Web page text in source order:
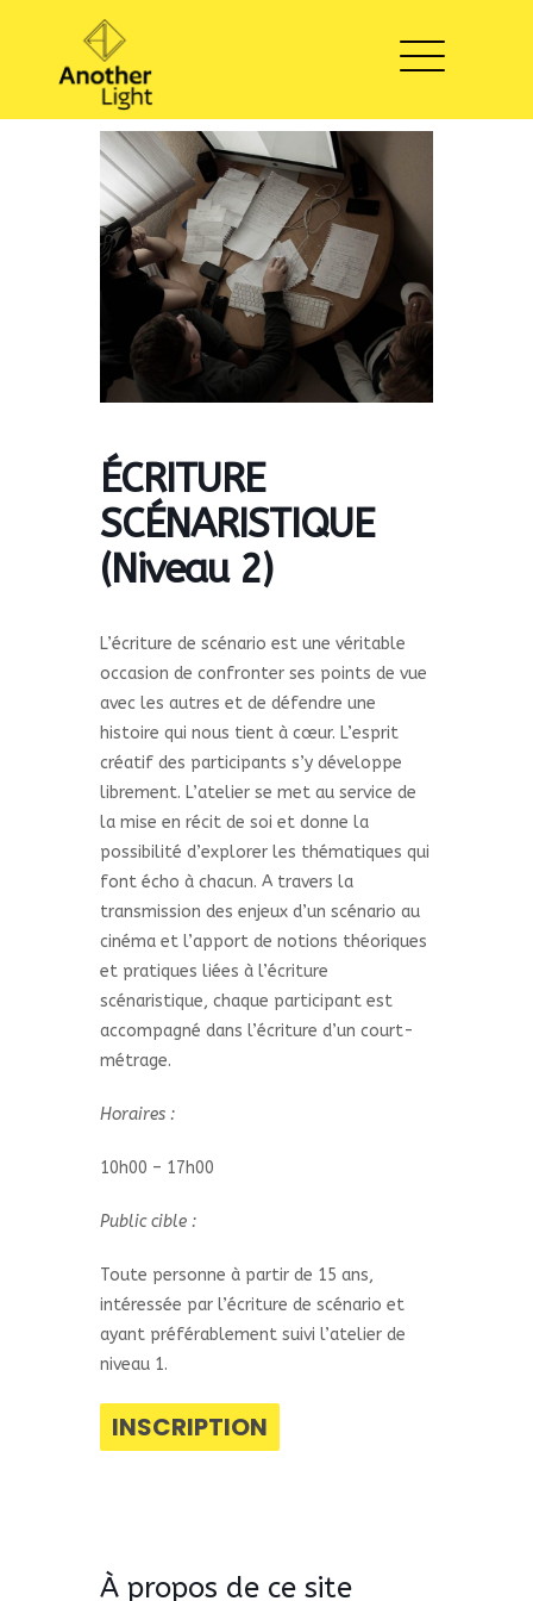
ÉCRITURE
SCÉNARISTIQUE
(Niveau 2)
L’écriture de scénario est une véritable
occasion de confronter ses points de vue
avec les autres et de défendre une
histoire qui nous tient à cœur. L’esprit
créatif des participants s’y développe
librement. L’atelier se met au service de
la mise en récit de soi et donne la
possibilité d’explorer les thématiques qui
font écho à chacun. A travers la
transmission des enjeux d’un scénario au
cinéma et l’apport de notions théoriques
et pratiques liées à l’écriture
scénaristique, chaque participant est
accompagné dans l’écriture d’un court-
métrage.
Horaires :
10h00 – 17h00
Public cible :
Toute personne à partir de 15 ans,
intéressée par l’écriture de scénario et
ayant préférablement suivi l’atelier de
niveau 1.
INSCRIPTION
À propos de ce site